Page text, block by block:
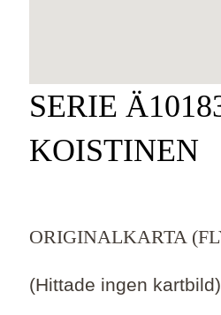
SERIE
KOISTINEN
ORIGINALKARTA
(Hittade ingen kartbild)